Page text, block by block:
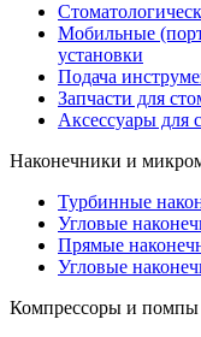
Мобильные
установки
Подача
Запчасти для
Аксессуары для
Наконечники и
Турбинные
Угловые
Прямые
Угловые
Компрессоры и помпы